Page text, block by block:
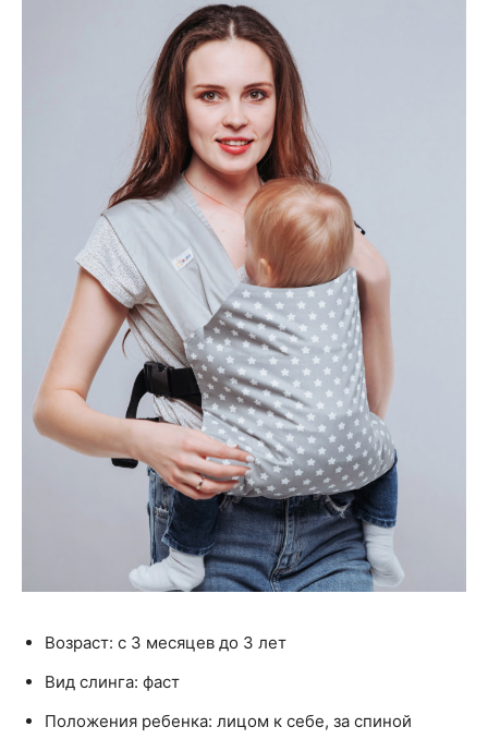
Возраст: с 3 месяцев до 3 лет
Вид слинга: фаст
Положения ребенка: лицом к себе, за спиной